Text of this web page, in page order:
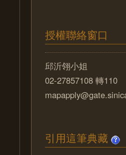
授權聯絡窗口
邱沂翎小姐
02-27857108 轉110
引用這筆典藏